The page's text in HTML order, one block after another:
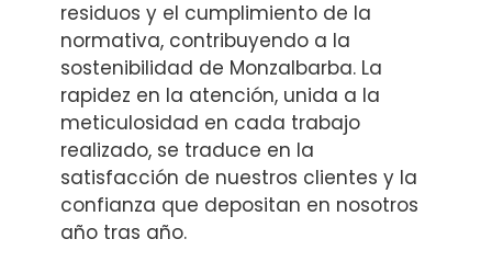
residuos y el cumplimiento de la
normativa, contribuyendo a la
sostenibilidad de Monzalbarba. La
rapidez en la atención, unida a la
meticulosidad en cada trabajo
realizado, se traduce en la
satisfacción de nuestros clientes y la
confianza que depositan en nosotros
año tras año.